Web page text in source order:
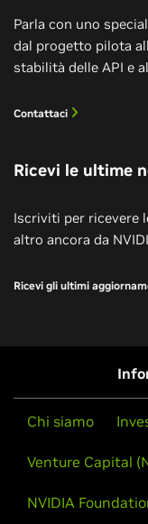
Parla con uno
dal progetto pilota
stabilità delle API e
Contattaci
Ricevi le ultime
Iscriviti per ricevere
altro ancora da
Ricevi gli ultimi
Chi siamo
Venture Capital
NVIDIA